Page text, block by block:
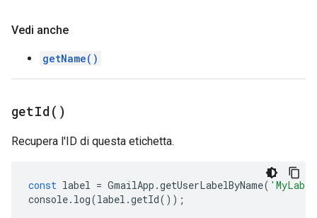
Vedi anche
getName()
getId( )
Recupera l'ID di questa etichetta.
const label = GmailApp .getUserLabelByName(
console. log(label .getId());